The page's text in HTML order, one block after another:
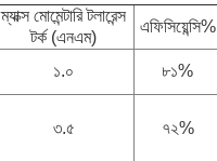
ম্যাক্স মোমেন্টারি টলারেন্স
টর্ক (এনএম)
এফিসিয়েন্সি%
১.০ ৮১%
৩.৫ ৭২%